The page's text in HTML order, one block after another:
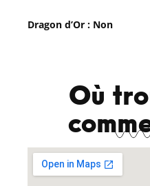
Dragon d’Or : Non
Où